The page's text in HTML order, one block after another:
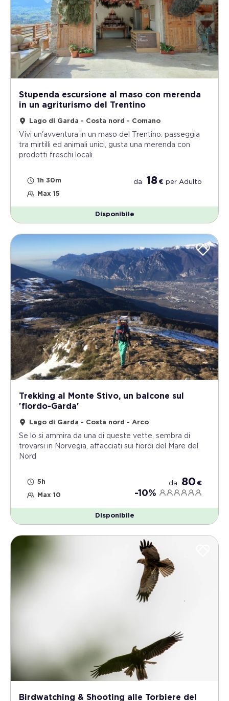
Stupenda escursione al maso con merenda
in un agriturismo del Trentino
Lago di Garda - Costa nord - Comano
Vivi un'avventura in un maso del Trentino: passeggia
tra mirtilli ed animali unici, gusta una merenda con
prodotti freschi locali.
1h 30m
Max 15
da 18 € per Adulto
Disponibile
Trekking al Monte Stivo, un balcone sul
'fiordo-Garda'
Lago di Garda - Costa nord - Arco
Se lo si ammira da una di queste vette, sembra di
trovarsi in Norvegia, affacciati sui fiordi del Mare del
Nord
5h
Max 10
da 80 €
-10%
Disponibile
Birdwatching & Shooting alle Torbiere del